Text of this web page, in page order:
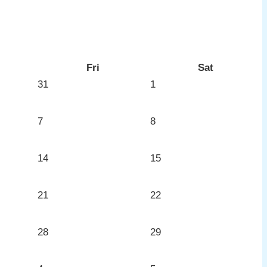
Fri
Sat
31 1
7 8
14 15
21 22
28 29